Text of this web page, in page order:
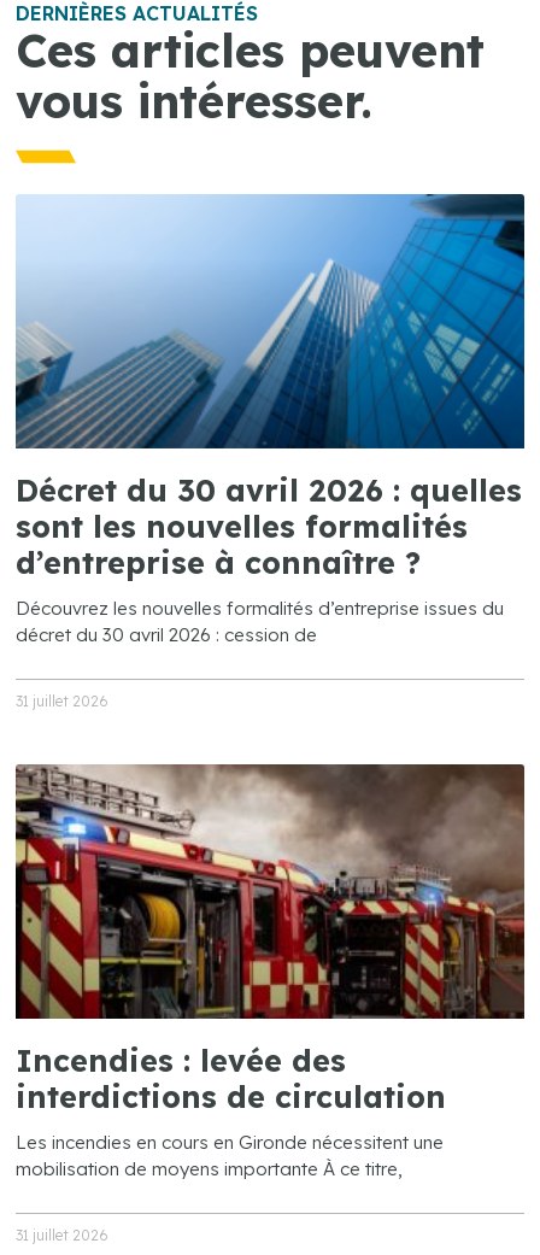
DERNIÈRES ACTUALITÉS
Ces articles peuvent
vous intéresser.
Décret du 30 avril 2026 : quelles
sont les nouvelles formalités
d’entreprise à connaître ?
Découvrez les nouvelles formalités d’entreprise issues du
décret du 30 avril 2026 : cession de
31 juillet 2026
Incendies : levée des
interdictions de circulation
Les incendies en cours en Gironde nécessitent une
mobilisation de moyens importante À ce titre,
31 juillet 2026